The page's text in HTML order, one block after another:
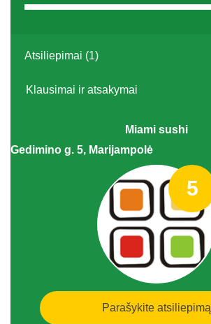
Atsiliepimai (1)
Klausimai ir atsakymai
Miami sushi
Gedimino g. 5, Marijampolė
5
Parašykite atsiliepimą